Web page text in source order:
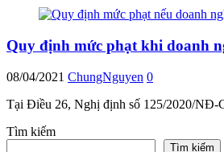
Quy định mức phạt khi doanh
08/04/2021 ChungNguyen 0
Tại Điều 26, Nghị định số 125/2020/NĐ-
Tìm kiếm
Tìm kiếm